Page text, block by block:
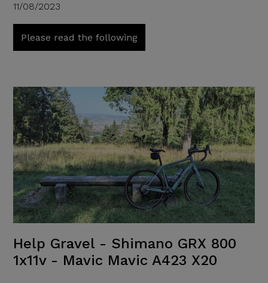
11/08/2023
Please read the following
Help Gravel - Shimano GRX 800
1x11v - Mavic Mavic A423 X20